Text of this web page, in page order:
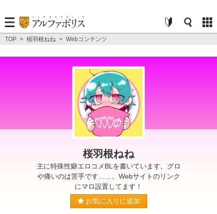
TOP > 桜羽根ねね > Webコンテンツ
桜羽根ねね
主に特殊性癖エロコメBLを書いています。グロ
や痛いのは苦手です……。Webサイトのリンク
にマロ設置してます！
お気に入りに追加